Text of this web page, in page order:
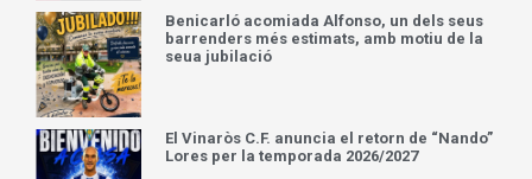
Benicarló acomiada Alfonso, un dels seus
barrenders més estimats, amb motiu de la
seua jubilació
El Vinaròs C.F. anuncia el retorn de “Nando”
Lores per la temporada 2026/2027